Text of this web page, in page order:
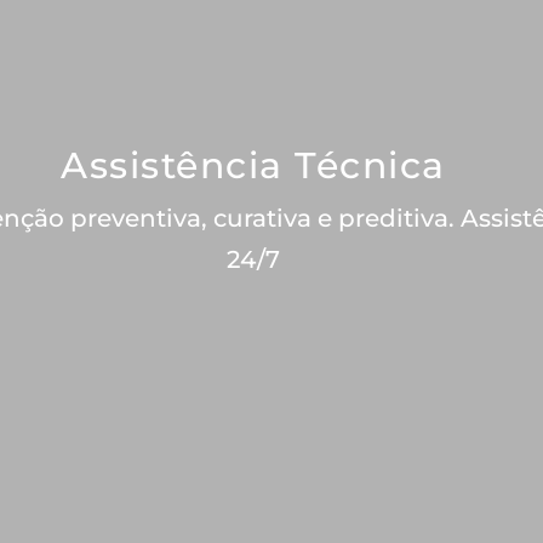
Assistência Técnica
preventiva, curativa e preditiva.
24/7